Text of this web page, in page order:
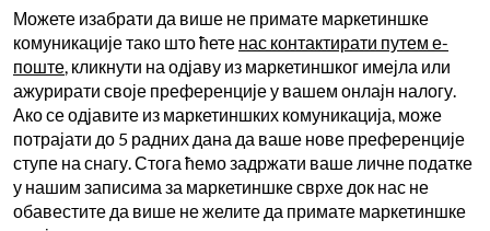
Можете изабрати да више не примате маркетиншке
комуникације тако што ћете нас контактирати путем е-
поште, кликнути на одјаву из маркетиншког имејла или
ажурирати своје преференције у вашем онлајн налогу.
Ако се одјавите из маркетиншких комуникација, може
потрајати до 5 радних дана да ваше нове преференције
ступе на снагу. Стога ћемо задржати ваше личне податке
у нашим записима за маркетиншке сврхе док нас не
обавестите да више не желите да примате маркетиншке